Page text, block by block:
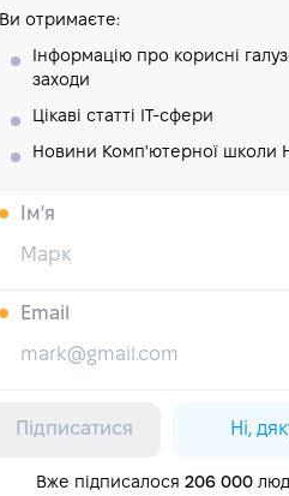
Ви отримаєте:
Інформацію про корисні
заходи
Цікаві статті IT-сфери
Новини Комп'ютерної школи
Iм'я
Email
Підписатися Ні,
Вже підписалося 206 000